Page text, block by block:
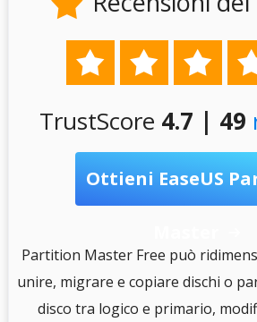
  
TrustScore 4.7 | 49
Ottieni EaseUS
Partition Master Free può
unire, migrare e copiare dischi o
disco tra logico e primario,